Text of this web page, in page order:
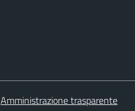
Amministrazione trasparente